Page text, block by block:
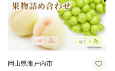
岡山県瀬戸内市